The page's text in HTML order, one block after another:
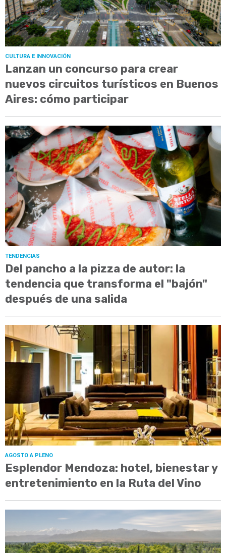
CULTURA E INNOVACIÓN
Lanzan un concurso para crear
nuevos circuitos turísticos en Buenos
Aires: cómo participar
TENDENCIAS
Del pancho a la pizza de autor: la
tendencia que transforma el "bajón"
después de una salida
AGOSTO A PLENO
Esplendor Mendoza: hotel, bienestar y
entretenimiento en la Ruta del Vino